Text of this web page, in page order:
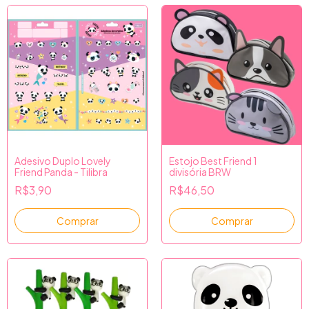
Adesivo Duplo Lovely
Friend Panda - Tilibra
R$3,90
Estojo Best Friend 1
divisória BRW
R$46,50
Comprar